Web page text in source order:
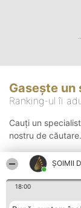
ŞOIMII
18:00
Gasește un
Ranking-ul îi
Cauți un
nostru de